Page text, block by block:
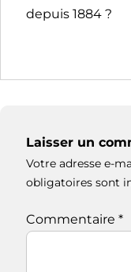
depuis 1884 ?
Laisser un
Votre adresse e-
obligatoires sont
Commentaire *